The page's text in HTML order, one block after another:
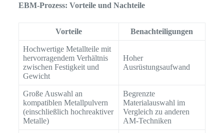
EBM-Prozess: Vorteile und Nachteile
Vorteile Benachteiligungen
Hochwertige Metallteile mit
hervorragendem Verhältnis
zwischen Festigkeit und
Gewicht
Hoher
Ausrüstungsaufwand
Große Auswahl an
kompatiblen Metallpulvern
(einschließlich hochreaktiver
Metalle)
Begrenzte
Materialauswahl im
Vergleich zu anderen
AM-Techniken